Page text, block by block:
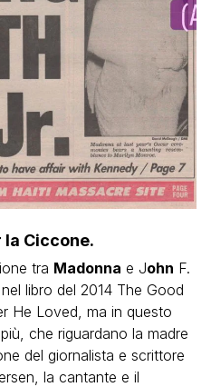
la Ciccone.
tra Madonna e John F.
libro del 2014 The Good
He Loved, ma in questo
che riguardano la madre
del giornalista e scrittore
la cantante e il